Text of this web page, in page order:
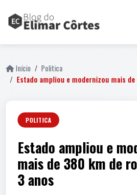
Início
Politica
Estado ampliou e modernizou mais
POLITICA
Estado ampliou e
mais de 380 km de
3 anos